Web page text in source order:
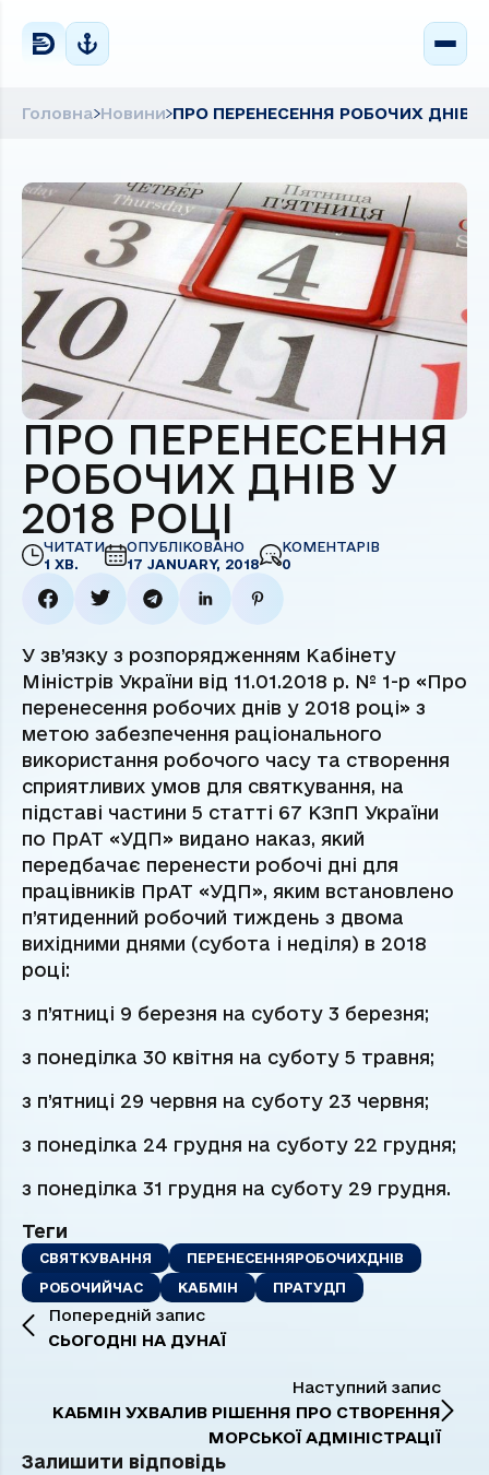
Головна Новини ПРО ПЕРЕНЕСЕННЯ РОБОЧИХ ДНІВ У
ПРО ПЕРЕНЕСЕННЯ
РОБОЧИХ ДНІВ У
2018 РОЦІ
ЧИТАТИ
1 ХВ.
ОПУБЛІКОВАНО
17 JANUARY, 2018
КОМЕНТАРІВ
0
У зв’язку з розпорядженням Кабінету
Міністрів України від 11.01.2018 р. № 1-р «Про
перенесення робочих днів у 2018 році» з
метою забезпечення раціонального
використання робочого часу та створення
сприятливих умов для святкування, на
підставі частини 5 статті 67 КЗпП України
по ПрАТ «УДП» видано наказ, який
передбачає перенести робочі дні для
працівників ПрАТ «УДП», яким встановлено
п’ятиденний робочий тиждень з двома
вихідними днями (субота і неділя) в 2018
році:
з п’ятниці 9 березня на суботу 3 березня;
з понеділка 30 квітня на суботу 5 травня;
з п’ятниці 29 червня на суботу 23 червня;
з понеділка 24 грудня на суботу 22 грудня;
з понеділка 31 грудня на суботу 29 грудня.
Теги
СВЯТКУВАННЯ
ПЕРЕНЕСЕННЯРОБОЧИХДНІВ
РОБОЧИЙЧАС
КАБМІН ПРАТУДП
Попередній запис
СЬОГОДНІ НА ДУНАЇ
Наступний запис
КАБМІН УХВАЛИВ РІШЕННЯ ПРО СТВОРЕННЯ
МОРСЬКОЇ АДМІНІСТРАЦІЇ
Залишити відповідь